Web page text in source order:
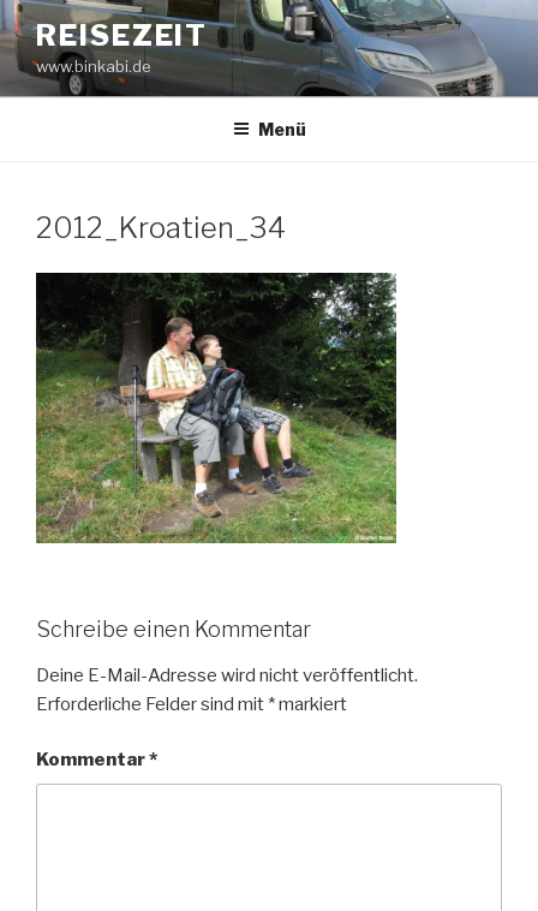
Zum
Inhalt
springen
REISEZEIT
www.binkabi.de
Menü
2012_Kroatien_34
Schreibe einen Kommentar
Deine E-Mail-Adresse wird nicht veröffentlicht.
Erforderliche Felder sind mit *markiert
Kommentar*